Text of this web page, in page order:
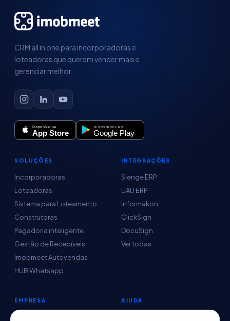
CRM all in one para incorporadoras e
loteadoras que querem vender mais e
gerenciar melhor.
SOLUÇÕES
Incorporadoras
Loteadoras
Sistema para Loteamento
Construtoras
Pagadoria inteligente
Gestão de Recebíveis
Imobmeet Autovendas
HUB Whatsapp
INTEGRAÇÕES
Sienge ERP
UAU ERP
Informakon
ClickSign
DocuSign
Ver todas
EMPRESA AJUDA